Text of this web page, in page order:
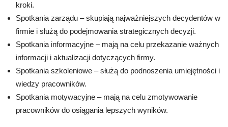
kroki.
Spotkania zarządu – skupiają najważniejszych decydentów w
firmie i służą do podejmowania strategicznych decyzji.
Spotkania informacyjne – mają na celu przekazanie ważnych
informacji i aktualizacji dotyczących firmy.
Spotkania szkoleniowe – służą do podnoszenia umiejętności i
wiedzy pracowników.
Spotkania motywacyjne – mają na celu zmotywowanie
pracowników do osiągania lepszych wyników.